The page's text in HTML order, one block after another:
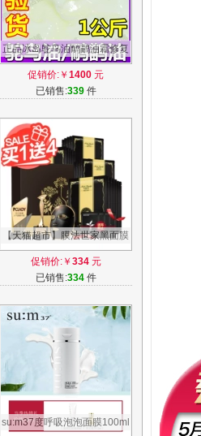
正品冰岛鸵鸟油鸸鹋油霜修复
驱湿气按摩精油 鸵鸟油1KG厂
家直销
促销价:￥ 1400 元
已销售:339件
【天猫超市】膜法世家黑面膜
贴21片补水保湿清洁蚕丝收缩
毛孔套装
促销价:￥ 334元
已销售:334件
su:m37度呼吸泡泡面膜100ml